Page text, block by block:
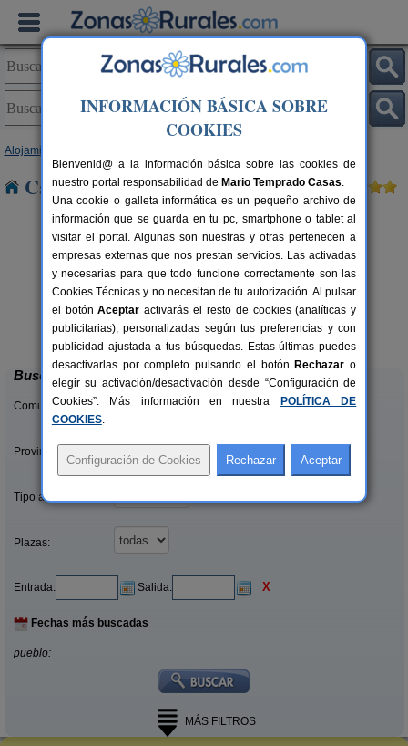
Alojamientos
Casas Rurales cerca de Santorens
6 pers.
desde25 €
Camping Alquézar
Alquézar (Huesca)
Buscar
Comunidades:
Provincias/Islas:
Tipo alquiler:
Plazas:
Entrada: Salida: X
Fechas más buscadas
pueblo:
MÁS FILTROS
INFORMACIÓN BÁSICA SOBRE
COOKIES
Bienvenid@ a la información básica sobre las cookies de
nuestro portal responsabilidad de Mario Temprado Casas.
Una cookie o galleta informática es un pequeño archivo de
información que se guarda en tu pc, smartphone o tablet al
visitar el portal. Algunas son nuestras y otras pertenecen a
empresas externas que nos prestan servicios. Las activadas
y necesarias para que todo funcione correctamente son las
Cookies Técnicas y no necesitan de tu autorización. Al pulsar
el botónAceptar activarás el resto de cookies (analíticas y
publicitarias), personalizadas según tus preferencias y con
publicidad ajustada a tus búsquedas. Estas últimas puedes
desactivarlas por completo pulsando el botón Rechazar o
elegir su activación/desactivación desde “Configuración de
Cookies”. Más información en nuestra
POLÍTICA DE
COOKIES.